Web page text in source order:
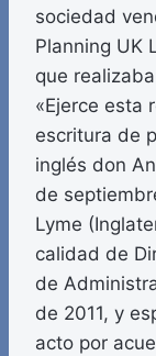
sociedad
Planning UK
que
«Ejerce esta
escritura de
inglés don
de
Lyme
calidad de
de
de 2011, y
acto por